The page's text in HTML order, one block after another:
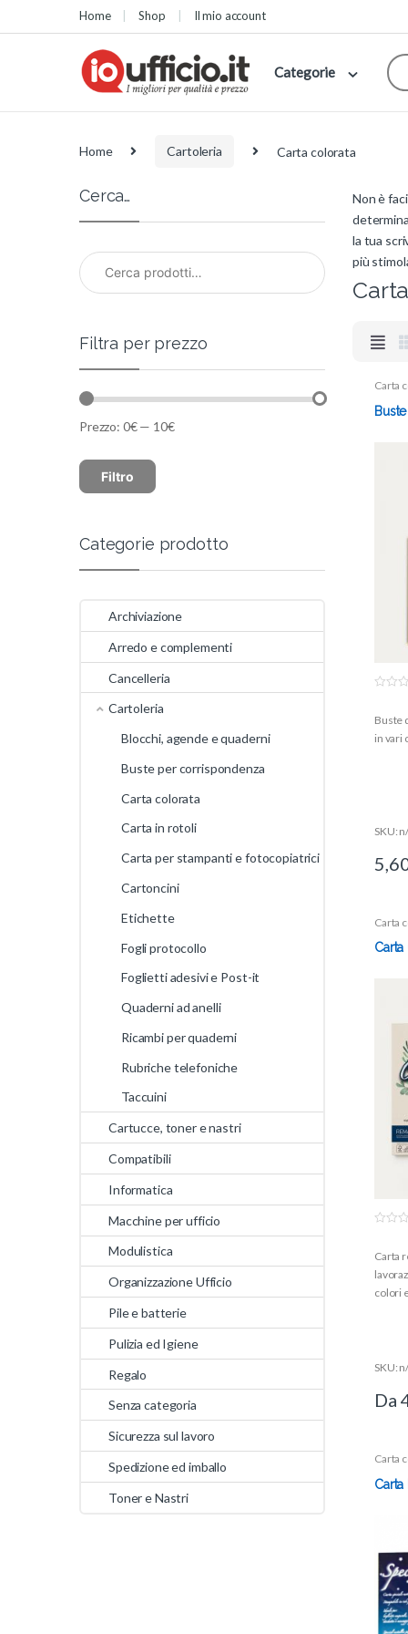
Skip to navigation
Skip to contentHome Shop Il mio account
Categorie
Home Cartoleria Carta colorata
Non è
la tua
più
Carta
u
o
Buste
in vari
SKU:
Carta
u
o
5
Carta
colori
SKU:
Da
Carta
Cerca…
Cerca:
Filtra per prezzo
Filtro
Prezzo: 0€— 10€
Categorie prodotto
Archiviazione
Arredo e complementi
Cancelleria
Cartoleria
Blocchi, agende e quaderni
Buste per corrispondenza
Carta colorata
Carta in rotoli
Carta per stampanti e fotocopiatrici
Cartoncini
Etichette
Fogli protocollo
Foglietti adesivi e Post-it
Quaderni ad anelli
Ricambi per quaderni
Rubriche telefoniche
Taccuini
Cartucce, toner e nastri
Compatibili
Informatica
Macchine per ufficio
Modulistica
Organizzazione Ufficio
Pile e batterie
Pulizia ed Igiene
Regalo
Senza categoria
Sicurezza sul lavoro
Spedizione ed imballo
Toner e Nastri